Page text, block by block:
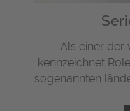
Als einer der
kennzeichnet
sogenannten